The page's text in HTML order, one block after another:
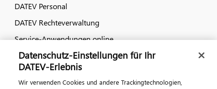
DATEV Personal
DATEV Rechteverwaltung
Service-Anwendungen online
Dialog & Medien
Veranstaltungen
Datenschutz-Einstellungen für Ihr
DATEV-Erlebnis
Wir verwenden Cookies und andere Trackingtechnologien,